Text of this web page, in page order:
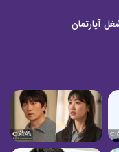
آپارتمان